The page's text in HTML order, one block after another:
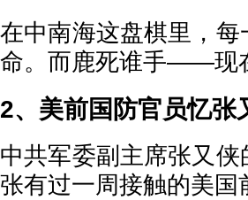
在中南海这盘棋里，
命。而鹿死谁手——现
2、美前国防官员忆
中共军委副主席张又
张有过一周接触的美